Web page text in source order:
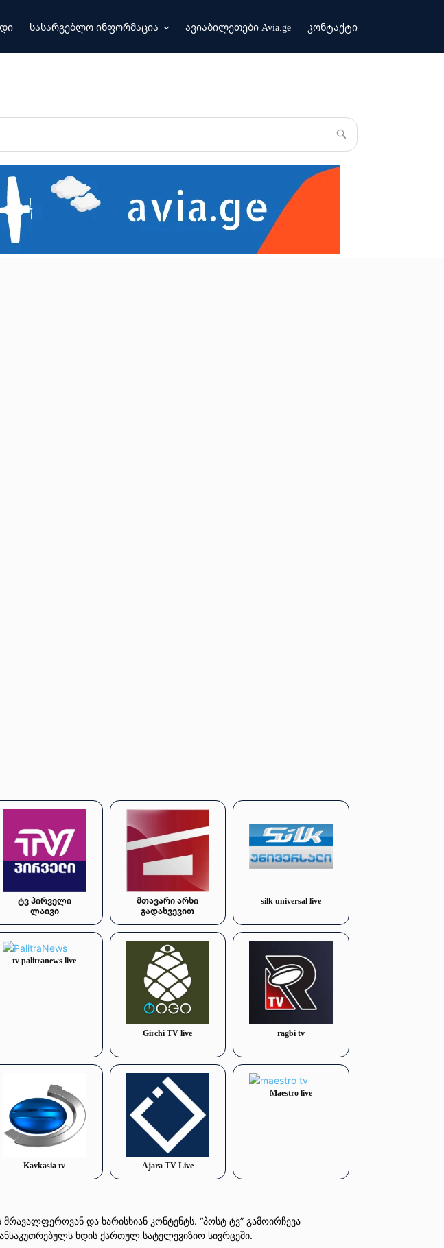
სასარგებლო ინფორმაცია ავიაბილეთები Avia.ge კონტაქტი
ტვ პირველი
ლაივი
მთავარი არხი
გადახვევით
silk universal live
tv palitranews live
Girchi TV live ragbi tv
Kavkasia tv Ajara TV Live
Maestro live
და ხარისხიან კონტენტს. “პოსტ ტვ” გამოირჩევა
ხდის ქართულ სატელევიზიო სივრცეში.